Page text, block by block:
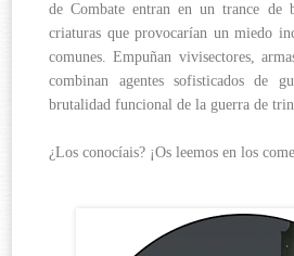
de Combate entran en un trance de
criaturas que provocarían un miedo
comunes. Empuñan vivisectores,
combinan agentes sofisticados de
brutalidad funcional de la guerra de
¿Los conocíais? ¡Os leemos en los